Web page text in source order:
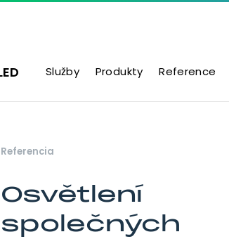
Služby Produkty Reference
Referencia
Osvětlení
společných